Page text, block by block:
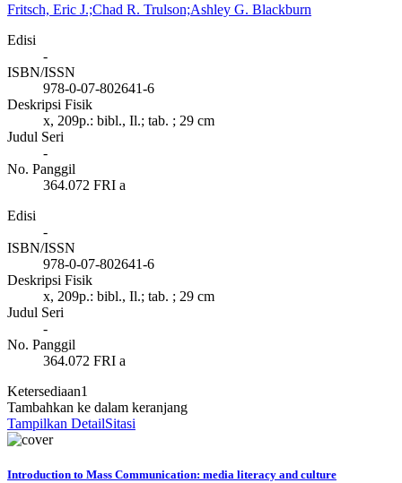
Fritsch, Eric J.;Chad R. Trulson;Ashley G. Blackburn
Edisi
-
ISBN/ISSN
978-0-07-802641-6
Deskripsi Fisik
x, 209p.: bibl., Il.; tab. ; 29 cm
Judul Seri
-
No. Panggil
364.072 FRI a
Edisi
-
ISBN/ISSN
978-0-07-802641-6
Deskripsi Fisik
x, 209p.: bibl., Il.; tab. ; 29 cm
Judul Seri
-
No. Panggil
364.072 FRI a
Ketersediaan1
Tambahkan ke dalam keranjang
Tampilkan DetailSitasi
Introduction to Mass Communication: media literacy and culture